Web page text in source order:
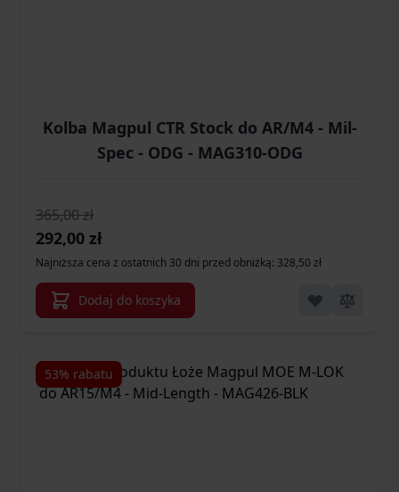
Kolba Magpul CTR Stock do AR/M4 - Mil-
Spec - ODG - MAG310-ODG
365,00 zł
Cena promocyjna
292,00 zł
Najniższa cena z ostatnich 30 dni przed obniżką: 328,50 zł
Dodaj do koszyka
53% rabatu